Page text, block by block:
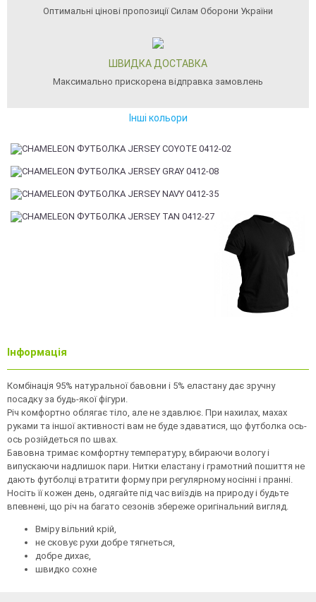
Оптимальні цінові пропозиції Силам Оборони України
ШВИДКА ДОСТАВКА
Максимально прискорена відправка замовлень
Інші кольори
Інформація
Комбінація 95% натуральної бавовни і 5% еластану дає зручну
посадку за будь-якої фігури.
Річ комфортно облягає тіло, але не здавлює. При нахилах, махах
руками та іншої активності вам не буде здаватися, що футболка ось-
ось розійдеться по швах.
Бавовна тримає комфортну температуру, вбираючи вологу і
випускаючи надлишок пари. Нитки еластану і грамотний пошиття не
дають футболці втратити форму при регулярному носінні і пранні.
Носіть її кожен день, одягайте під час виїздів на природу і будьте
впевнені, що річ на багато сезонів збереже оригінальний вигляд.
Вміру вільний крій,
не сковує рухи добре тягнеться,
добре дихає,
швидко сохне